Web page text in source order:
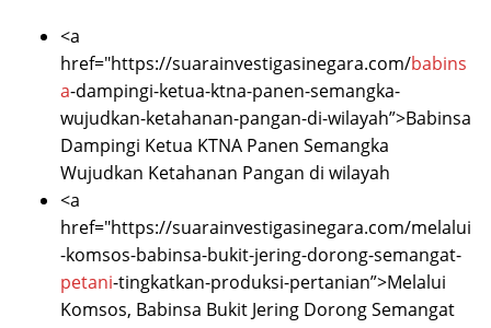
<a
href="https://suarainvestigasinegara.com/babins
a-dampingi-ketua-ktna-panen-semangka-
wujudkan-ketahanan-pangan-di-wilayah”>Babinsa
Dampingi Ketua KTNA Panen Semangka
Wujudkan Ketahanan Pangan di wilayah
<a
href="https://suarainvestigasinegara.com/melalui
-komsos-babinsa-bukit-jering-dorong-semangat-
petani-tingkatkan-produksi-pertanian”>Melalui
Komsos, Babinsa Bukit Jering Dorong Semangat